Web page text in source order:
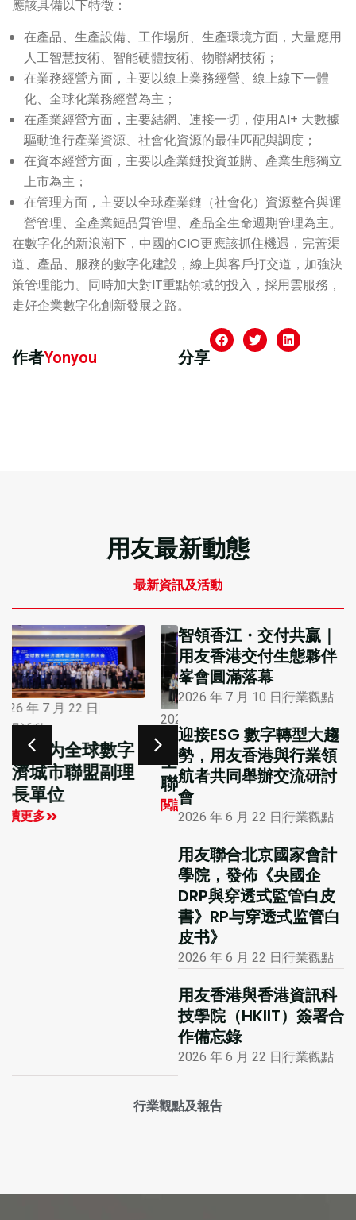
應該具備以下特徵：
在產品、生產設備、工作場所、生產環境方面，大量應用
人工智慧技術、智能硬體技術、物聯網技術；
在業務經營方面，主要以線上業務經營、線上線下一體
化、全球化業務經營為主；
在產業經營方面，主要結網、連接一切，使用AI+ 大數據
驅動進行產業資源、社會化資源的最佳匹配與調度；
在資本經營方面，主要以產業鏈投資並購、產業生態獨立
上市為主；
在管理方面，主要以全球產業鏈（社會化）資源整合與運
營管理、全產業鏈品質管理、產品全生命週期管理為主。
在數字化的新浪潮下，中國的CIO更應該抓住機遇，完善渠
道、產品、服務的數字化建設，線上與客戶打交道，加強決
策管理能力。同時加大對IT重點領域的投入，採用雲服務，
走好企業數字化創新發展之路。
作者Yonyou 分享
用友最新動態
最新資訊及活動
行業觀點及報告
2026 年 7 月 16 日
行業觀點
全球數字經濟城市
聯盟學員探訪用友
閲讀更多
市場活動
大公報專版報道用
友聯合主辦的國際
財務及會計數智化
創新峰會
閲讀更多
智領香江・交付共贏｜
用友香港交付生態夥伴
峯會圓滿落幕
2026 年 7 月 10 日 行業觀點
迎接ESG 數字轉型大趨
勢，用友香港與行業領
航者共同舉辦交流研討
會
2026 年 6 月 22 日 行業觀點
用友聯合北京國家會計
學院，發佈《央國企
DRP與穿透式監管白皮
書》RP与穿透式监管白
皮书》
2026 年 6 月 22 日 行業觀點
用友香港與香港資訊科
技學院（HKIIT）簽署合
作備忘錄
2026 年 6 月 22 日 行業觀點